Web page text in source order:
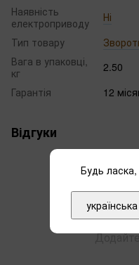
Наявність
електроприводу
Ні
Тип товару
Вага в упаковці,
кг
2.50
Гарантія
12
Відгуки
Будь ласка,
українська